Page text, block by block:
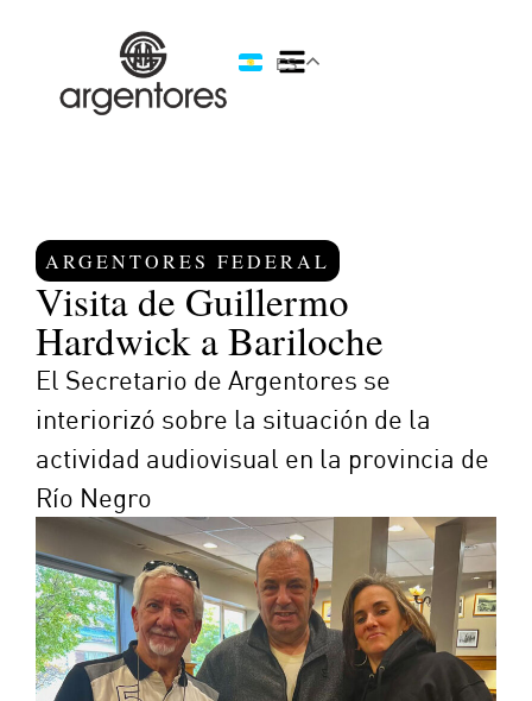
ES
ARGENTORES FEDERAL
Visita de Guillermo
Hardwick a Bariloche
El Secretario de Argentores se
interiorizó sobre la situación de la
actividad audiovisual en la provincia de
Río Negro